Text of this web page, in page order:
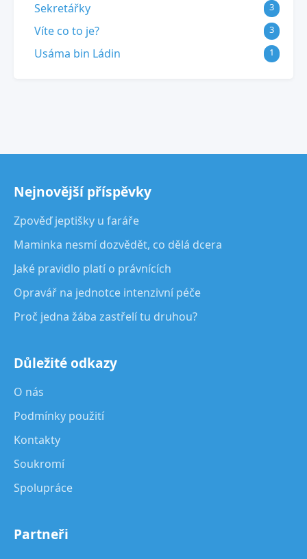
Sekretářky 3
Víte co to je? 3
Usáma bin Ládin 1
Nejnovější příspěvky
Zpověď jeptišky u faráře
Maminka nesmí dozvědět, co dělá dcera
Jaké pravidlo platí o právnících
Opravář na jednotce intenzivní péče
Proč jedna žába zastřelí tu druhou?
Důležité odkazy
O nás
Podmínky použití
Kontakty
Soukromí
Spolupráce
Partneři